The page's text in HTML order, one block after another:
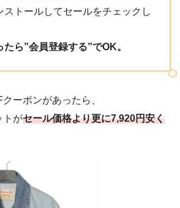
ストールしてセールをチェックし
ら”会員登録する”でOK。
ーポンがあったら、
トがセール価格より更に7,920円安く